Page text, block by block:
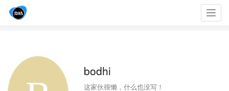
bodhi
这家伙很懒，什么也没写！